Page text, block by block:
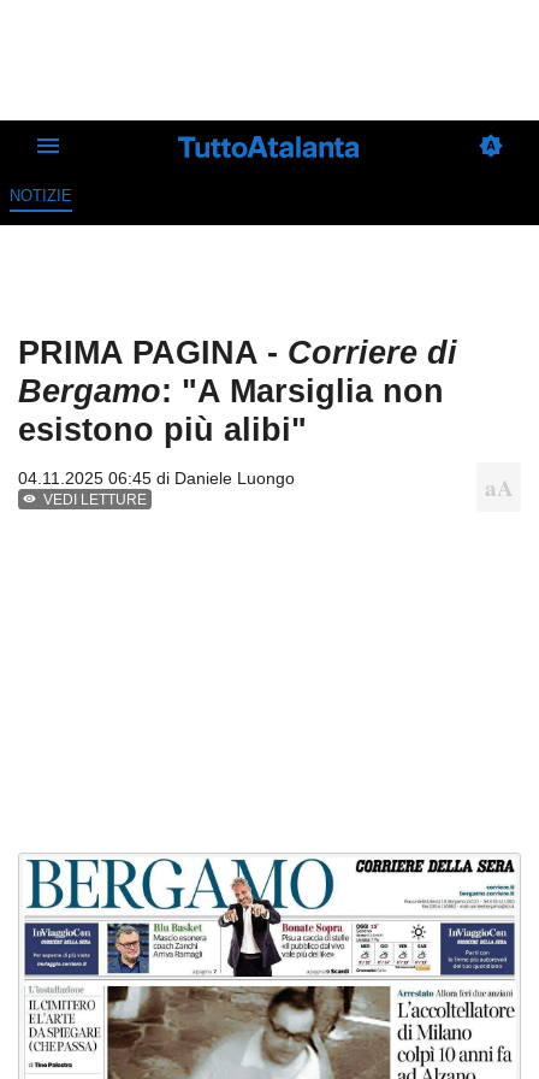
NOTIZIE
PRIMA PAGINA - Corriere di
Bergamo: "A Marsiglia non
esistono più alibi"
04.11.2025 06:45 di Daniele Luongo
VEDI LETTURE